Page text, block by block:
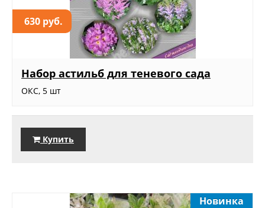
630 руб.
Набор астильб для теневого сада
ОКС, 5 шт
Купить
Новинка